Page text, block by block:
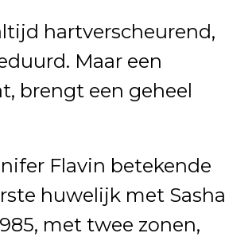
hartverscheurend,
Maar een
brengt een geheel
Flavin betekende
huwelijk met Sasha
met twee zonen,